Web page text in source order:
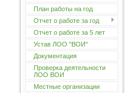
План работы на год
Отчет о работе за год
Отчет о работе за 5 лет
Устав ЛОО "ВОИ"
Документация
Проверка деятельности
ЛОО ВОИ
Местные организации